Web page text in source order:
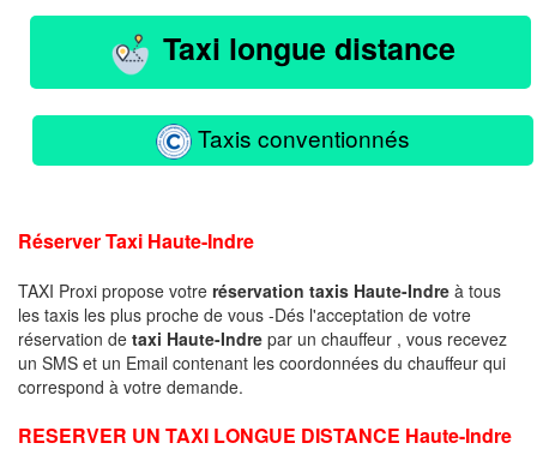
Taxi longue distance
Taxis conventionnés
Réserver Taxi Haute-Indre
TAXI Proxi propose votre réservation taxis Haute-Indre à tous
les taxis les plus proche de vous -Dés l'acceptation de votre
réservation de taxi Haute-Indre par un chauffeur , vous recevez
un SMS et un Email contenant les coordonnées du chauffeur qui
correspond à votre demande.
RESERVER UN TAXI LONGUE DISTANCE Haute-Indre